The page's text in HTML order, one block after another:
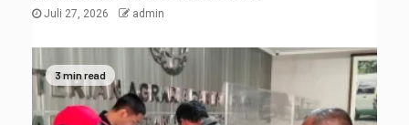
Juli 27, 2026 admin
3 min read